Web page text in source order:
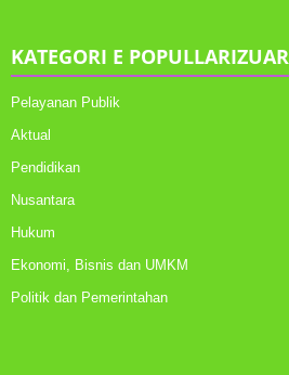
KATEGORI E POPULLARIZUAR
Pelayanan Publik
Aktual
Pendidikan
Nusantara
Hukum
Ekonomi, Bisnis dan UMKM
Politik dan Pemerintahan